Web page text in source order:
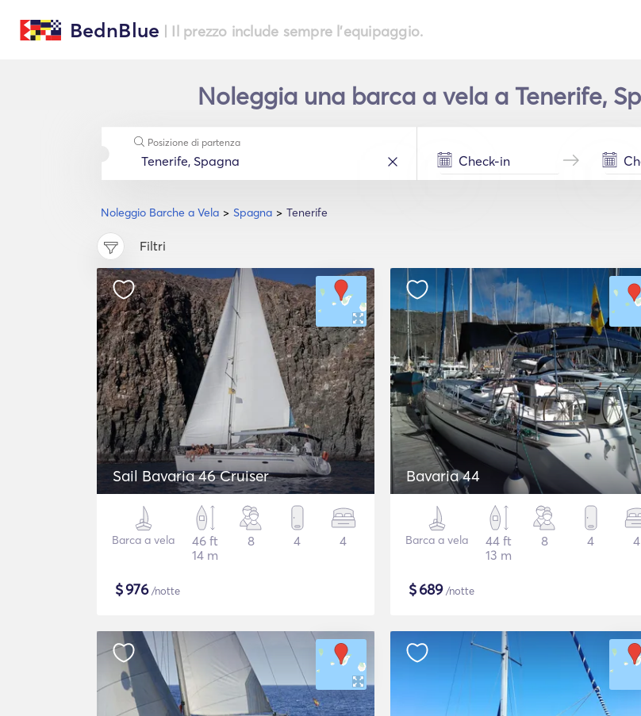
BednBlue | Il prezzo include sempre l'equipaggio.
Noleggia una barca a vela a Tenerife,
Noleggio Barche a Vela Spagna Tenerife
Posizione di partenza
Filtri
Sail Bavaria 46 Cruiser
Barca a vela
46 ft
14 m
8 4 4
$976/notte
Bavaria 44
Barca a vela
44 ft
13 m
8 4 4
$689/notte